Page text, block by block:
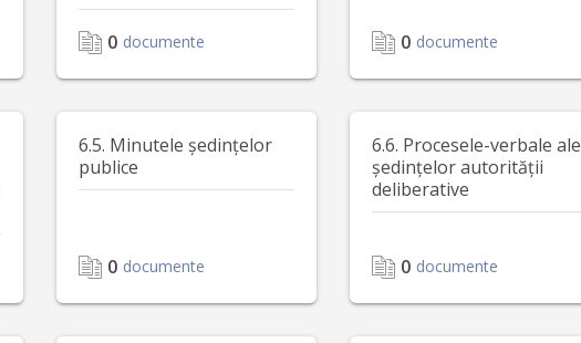
0 documente 0 documente
6.5. Minutele ședințelor
publice
0 documente
6.6. Procesele-verbale ale
ședințelor autorității
deliberative
0 documente